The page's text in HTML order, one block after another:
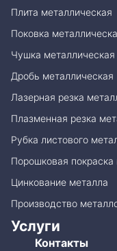
Плита металлическая
Поковка
Чушка металлическая
Дробь металлическая
Лазерная резка
Плазменная резка
Рубка листового
Порошковая покраска
Цинкование металла
Производство
Услуги
Контакты